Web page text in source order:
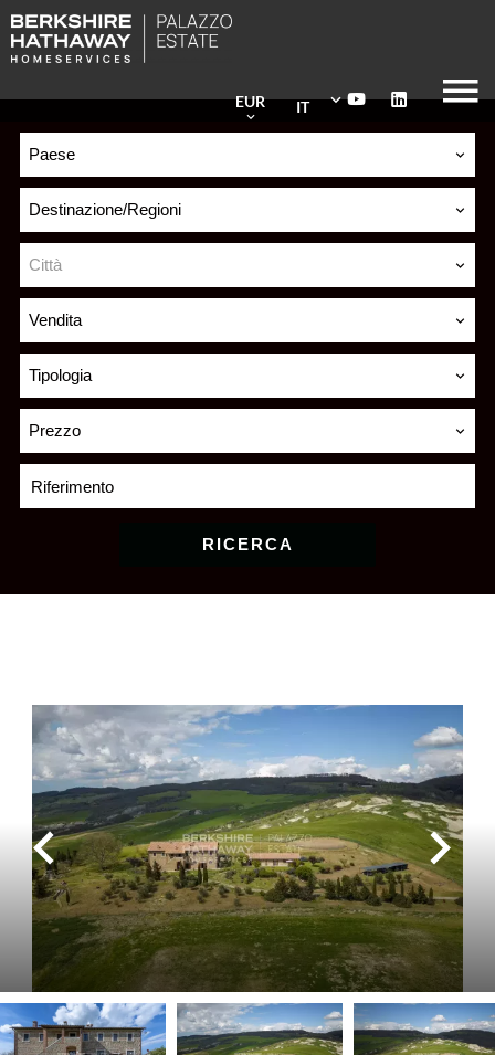
IT
EUR
Paese
Destinazione/Regioni
Città
Vendita
Tipologia
Prezzo
RICERCA